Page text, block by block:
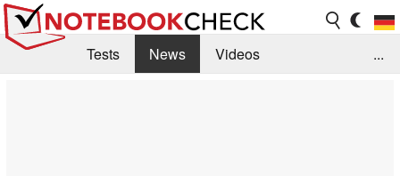
Tests News
Videos
...